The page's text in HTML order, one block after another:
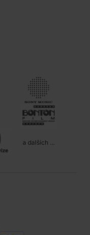
a dalších ...